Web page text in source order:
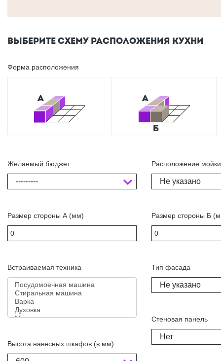
ВЫБЕРИТЕ СХЕМУ РАСПОЛОЖЕНИЯ КУХНИ
Форма расположения
Желаемый бюджет
---------
Размер стороны А (мм)
Встраиваемая техника
Высота навесных шкафов (в мм)
Расположение мойки
Не указано
Размер стороны Б
Тип фасада
Не указано
Стеновая панель
Нет